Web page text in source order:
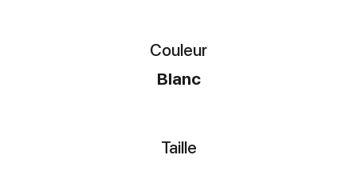
Couleur
Blanc
Taille